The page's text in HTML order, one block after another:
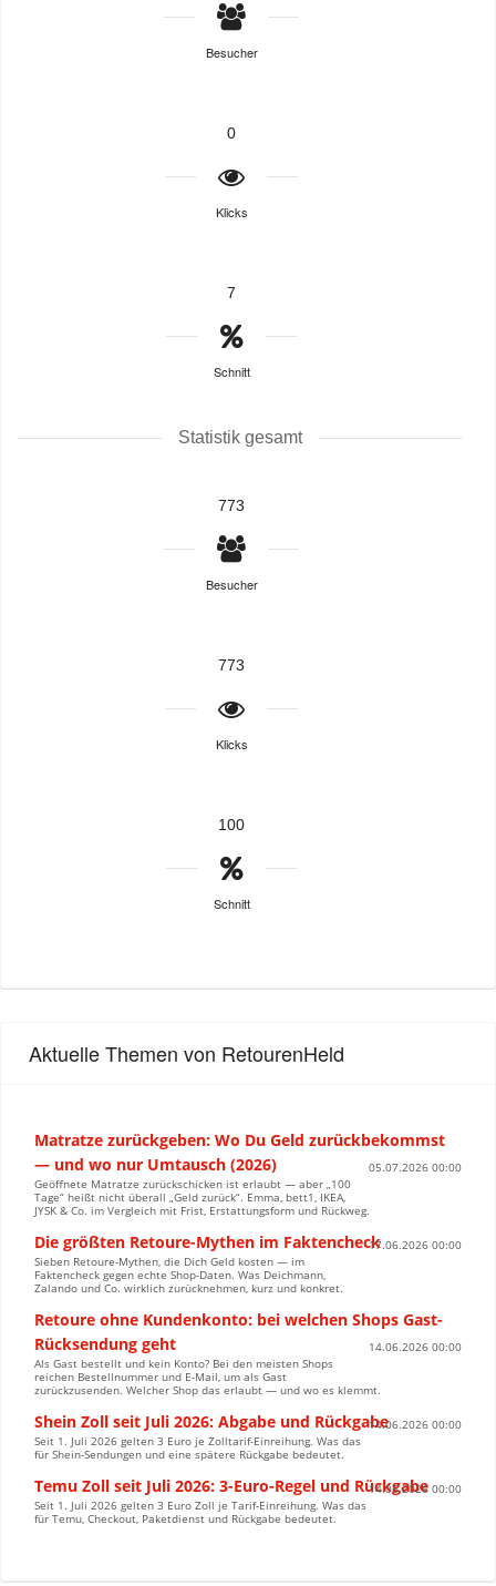
Besucher
0
Klicks
7
Schnitt
Statistik gesamt
773
Besucher
773
Klicks
100
Schnitt
Aktuelle Themen von RetourenHeld
Matratze zurückgeben: Wo Du Geld zurückbekommst
— und wo nur Umtausch (2026)
05.07.2026 00:00
Geöffnete Matratze zurückschicken ist erlaubt — aber „100
Tage“ heißt nicht überall „Geld zurück“. Emma, bett1, IKEA,
JYSK & Co. im Vergleich mit Frist, Erstattungsform und Rückweg.
Die größten Retoure-Mythen im Faktencheck17.06.2026 00:00
Sieben Retoure-Mythen, die Dich Geld kosten — im
Faktencheck gegen echte Shop-Daten. Was Deichmann,
Zalando und Co. wirklich zurücknehmen, kurz und konkret.
Retoure ohne Kundenkonto: bei welchen Shops Gast-
Rücksendung geht
14.06.2026 00:00
Als Gast bestellt und kein Konto? Bei den meisten Shops
reichen Bestellnummer und E-Mail, um als Gast
zurückzusenden. Welcher Shop das erlaubt — und wo es klemmt.
Shein Zoll seit Juli 2026: Abgabe und Rückgabe14.06.2026 00:00
Seit 1. Juli 2026 gelten 3 Euro je Zolltarif-Einreihung. Was das
für Shein-Sendungen und eine spätere Rückgabe bedeutet.
Temu Zoll seit Juli 2026: 3-Euro-Regel und Rückgabe
14.06.2026 00:00
Seit 1. Juli 2026 gelten 3 Euro Zoll je Tarif-Einreihung. Was das
für Temu, Checkout, Paketdienst und Rückgabe bedeutet.